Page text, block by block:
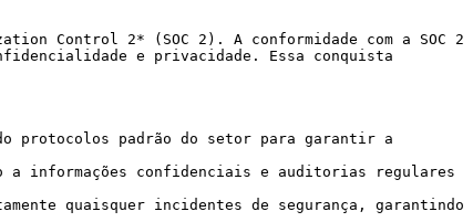
Control 2* (SOC 2). A conformidade com a SOC 2
e privacidade. Essa conquista
protocolos padrão do setor para garantir a
a informações confidenciais e auditorias regulares
quaisquer incidentes de segurança, garantindo